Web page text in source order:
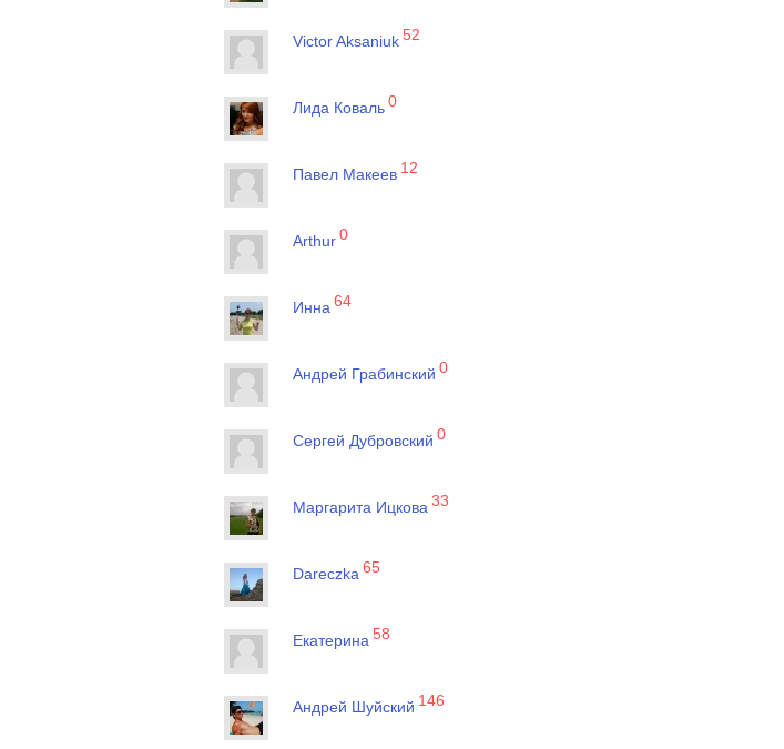
Victor Aksaniuk52
Лида Коваль0
Павел Макеев 12
Arthur0
Инна 64
Андрей Грабинский 0
Сергей Дубровский 0
Маргарита Ицкова 33
Dareczka 65
Екатерина 58
Андрей Шуйский 146